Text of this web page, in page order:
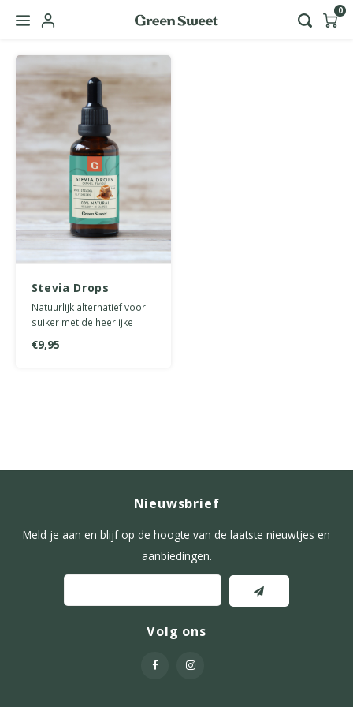
Taal
Nederlands
English
0
Stevia Drops
Karamel 50 ml
Natuurlijk alternatief voor
suiker met de heerlijke
calorieën of koolhydraten.
€9,95
Nieuwsbrief
Meld je aan en blijf op de hoogte van de laatste nieuwtjes en
aanbiedingen.
Volg ons